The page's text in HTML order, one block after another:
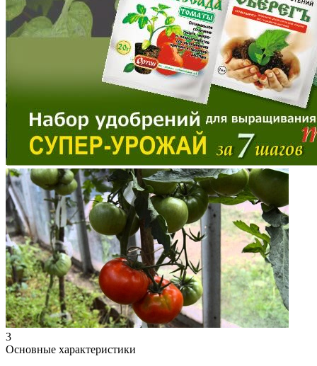
3
Основные характеристики